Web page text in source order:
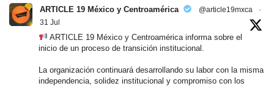
ARTICLE 19 México y Centroamérica @article19mxca
·
31 Jul
ARTICLE 19 México y Centroamérica informa sobre el
inicio de un proceso de transición institucional.
La organización continuará desarrollando su labor con la misma
independencia, solidez institucional y compromiso con los